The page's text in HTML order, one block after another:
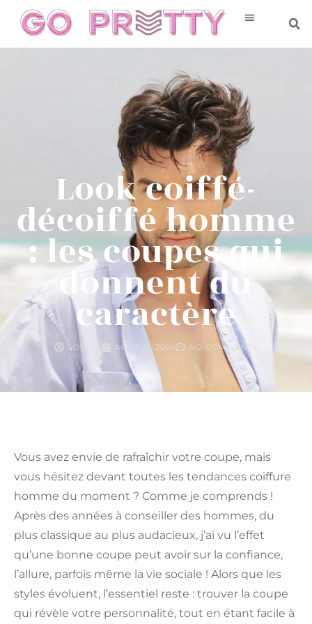
Look coiffé-
décoiffé homme
: les coupes qui
donnent du
caractère
SOPHIE AOÛT 17, 2025 NO COMMENTS
Vous avez envie de rafraîchir votre coupe, mais
vous hésitez devant toutes les tendances coiffure
homme du moment ? Comme je comprends !
Après des années à conseiller des hommes, du
plus classique au plus audacieux, j’ai vu l’effet
qu’une bonne coupe peut avoir sur la confiance,
l’allure, parfois même la vie sociale ! Alors que les
styles évoluent, l’essentiel reste : trouver la coupe
qui révèle votre personnalité, tout en étant facile à